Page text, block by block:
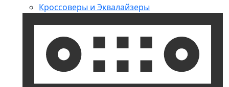
Кроссоверы и Эквалайзеры